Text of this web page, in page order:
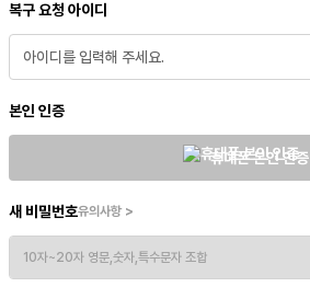
복구 요청 아이디
본인 인증
휴대폰 본인 인증
새 비밀번호유의사항 >